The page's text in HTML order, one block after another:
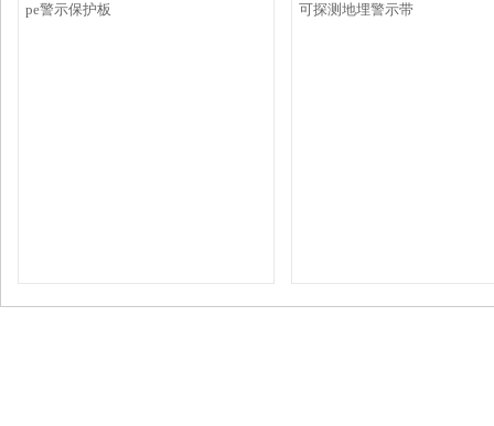
pe警示保护板 可探测地埋警示带